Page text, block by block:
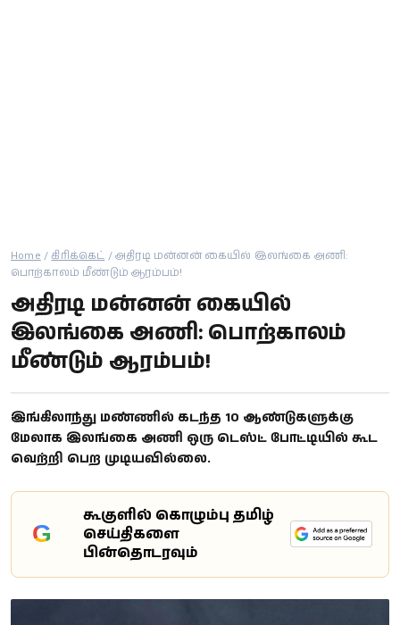
Home / கிரிக்கெட் /அதிரடி மன்னன் கையில் இலங்கை அணி:
பொற்காலம் மீண்டும் ஆரம்பம்!
அதிரடி மன்னன் கையில்
இலங்கை அணி: பொற்காலம்
மீண்டும் ஆரம்பம்!
இங்கிலாந்து மண்ணில் கடந்த 10 ஆண்டுகளுக்கு
மேலாக இலங்கை அணி ஒரு டெஸ்ட் போட்டியில் கூட
வெற்றி பெற முடியவில்லை.
G
கூகுளில் கொழும்பு தமிழ்
செய்திகளை
பின்தொடரவும்